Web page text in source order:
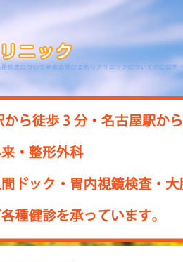
疾患について＠名古屋ひまわりクリニックについてのご説明